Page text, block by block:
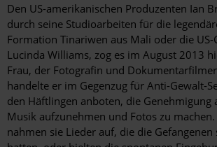
Den US-amerikanischen Produzenten Ian
durch seine Studioarbeiten für die
Formation Tinariwen aus Mali oder die
Lucinda Williams, zog es im August 2013
Frau, der Fotografin und
handelte er im Gegenzug für Anti-Gewalt-
den Häftlingen anboten, die Genehmigung
Musik aufzunehmen und Fotos zu machen.
nahmen sie Lieder auf, die die